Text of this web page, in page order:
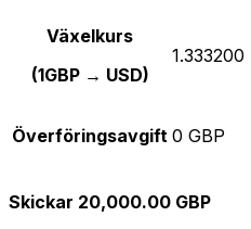
Växelkurs
(1GBP → USD)
1.333200
Överföringsavgift 0 GBP
Skickar 20,000.00 GBP